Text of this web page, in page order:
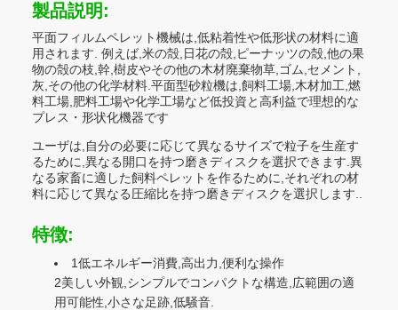
製品説明:
平面フィルムペレット機械は,低粘着性や低形状の材料に適
用されます. 例えば,米の殻,日花の殻,ピーナッツの殻,他の果
物の殻の枝,幹,樹皮やその他の木材廃棄物草,ゴム,セメント,
灰,その他の化学材料.平面型砂粒機は,飼料工場,木材加工,燃
料工場,肥料工場や化学工場など低投資と高利益で理想的な
プレス・形状化機器です
ユーザは,自分の必要に応じて異なるサイズで粒子を生産す
るために,異なる開口を持つ磨きディスクを選択できます.異
なる家畜に適した飼料ペレットを作るために,それぞれの材
料に応じて異なる圧縮比を持つ磨きディスクを選択します..
特徴:
1低エネルギー消費,高出力,便利な操作
2美しい外観,シンプルでコンパクトな構造,広範囲の適
用可能性,小さな足跡,低騒音.